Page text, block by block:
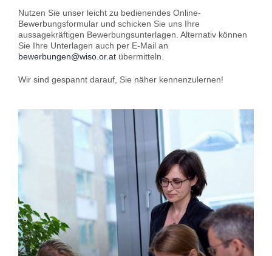
Nutzen Sie unser leicht zu bedienendes Online-
Bewerbungsformular und schicken Sie uns Ihre
aussagekräftigen Bewerbungsunterlagen. Alternativ können
Sie Ihre Unterlagen auch per E-Mail an
bewerbungen@wiso.or.atübermitteln.
Wir sind gespannt darauf, Sie näher kennenzulernen!